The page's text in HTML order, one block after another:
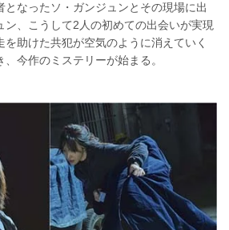
となったソ・ガンジュンとその現場に出
ン、こうして2人の初めての出会いが実現
助けた共犯が空気のように消えていく
今作のミステリーが始まる。